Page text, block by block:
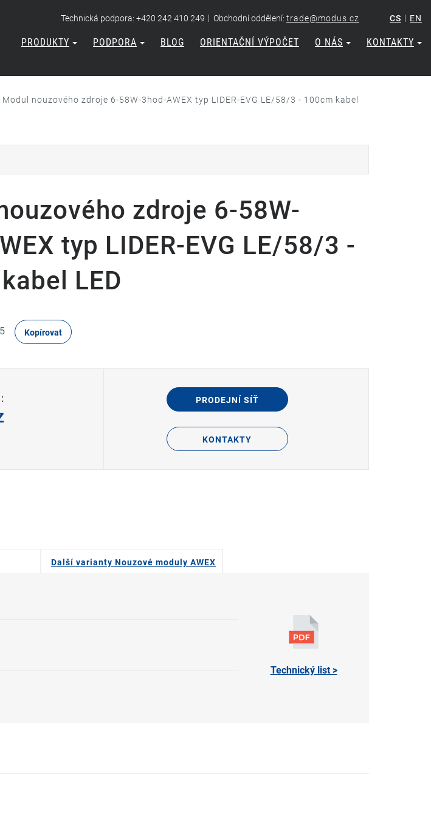
Technická podpora: +420 242 410 249 | Obchodní oddělení: trade@modus.cz CS | EN
PRODUKTY PODPORA BLOG ORIENTAČNÍ VÝPOČET O NÁS KONTAKTY
Modul nouzového zdroje 6-58W-3hod-AWEX typ LIDER-EVG LE/58/3 - 100cm kabel
zdroje 6-58W-
typ LIDER-EVG LE/58/3 -
LED
Kopírovat
PRODEJNÍ SÍŤ
KONTAKTY
Další varianty Nouzové moduly AWEX
Technický list >